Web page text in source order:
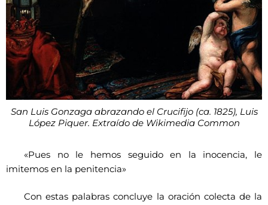
San Luis Gonzaga abrazando el Crucifijo (ca. 1825), Luis
López Piquer. Extraído de Wikimedia Common
«Pues no le hemos seguido en la inocencia, le
imitemos en la penitencia»
Con estas palabras concluye la oración colecta de la